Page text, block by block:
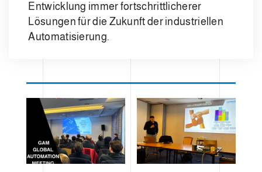
Entwicklung immer fortschrittlicherer
Lösungen für die Zukunft der industriellen
Automatisierung.